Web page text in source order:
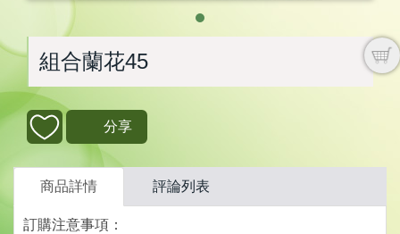
組合蘭花45
分享
商品詳情 評論列表
訂購注意事項：